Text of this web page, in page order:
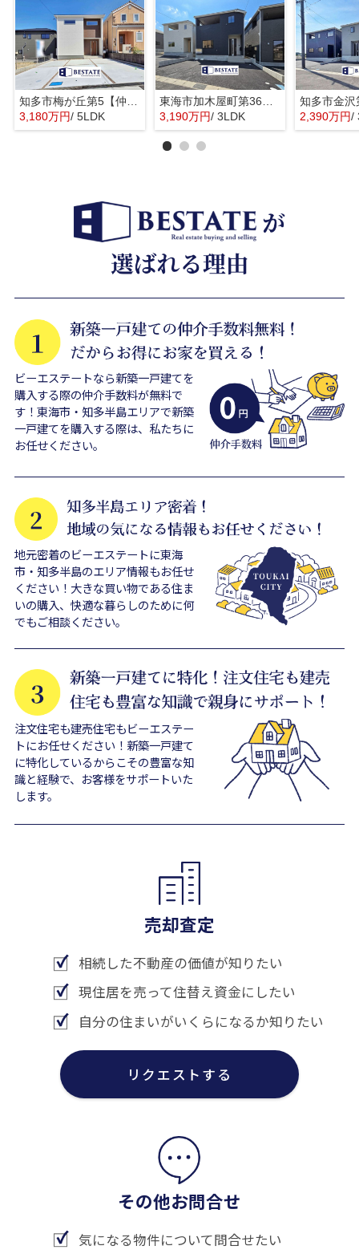
知多市梅が丘第5【仲介手数料0円】
3,180万円/ 5LDK
東海市加木屋町第36の3号棟【仲介手数料0円】
3,190万円/ 3LDK 2,390万円/
ビーエステートなら新築一戸建てを
購入する際の仲介手数料が無料で
す！東海市・知多半島エリアで新築
一戸建てを購入する際は、私たちに
お任せください。
地元密着のビーエステートに東海
市・知多半島のエリア情報もお任せ
ください！大きな買い物である住ま
いの購入、快適な暮らしのために何
でもご相談ください。
注文住宅も建売住宅もビーエステー
トにお任せください！新築一戸建て
に特化しているからこその豊富な知
識と経験で、お客様をサポートいた
します。
売却査定
相続した不動産の価値が知りたい
現住居を売って住替え資金にしたい
自分の住まいがいくらになるか知りたい
リクエストする
その他お問合せ
気になる物件について問合せたい